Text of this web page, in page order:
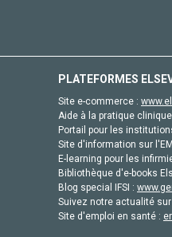
PLATEFORMES
Site e-commerce :
Aide à la pratique
Portail pour les
Site d'information sur
E-learning pour les
Bibliothèque d'e-books
Blog special IFSI :
Suivez notre actualité
Site d'emploi en santé :